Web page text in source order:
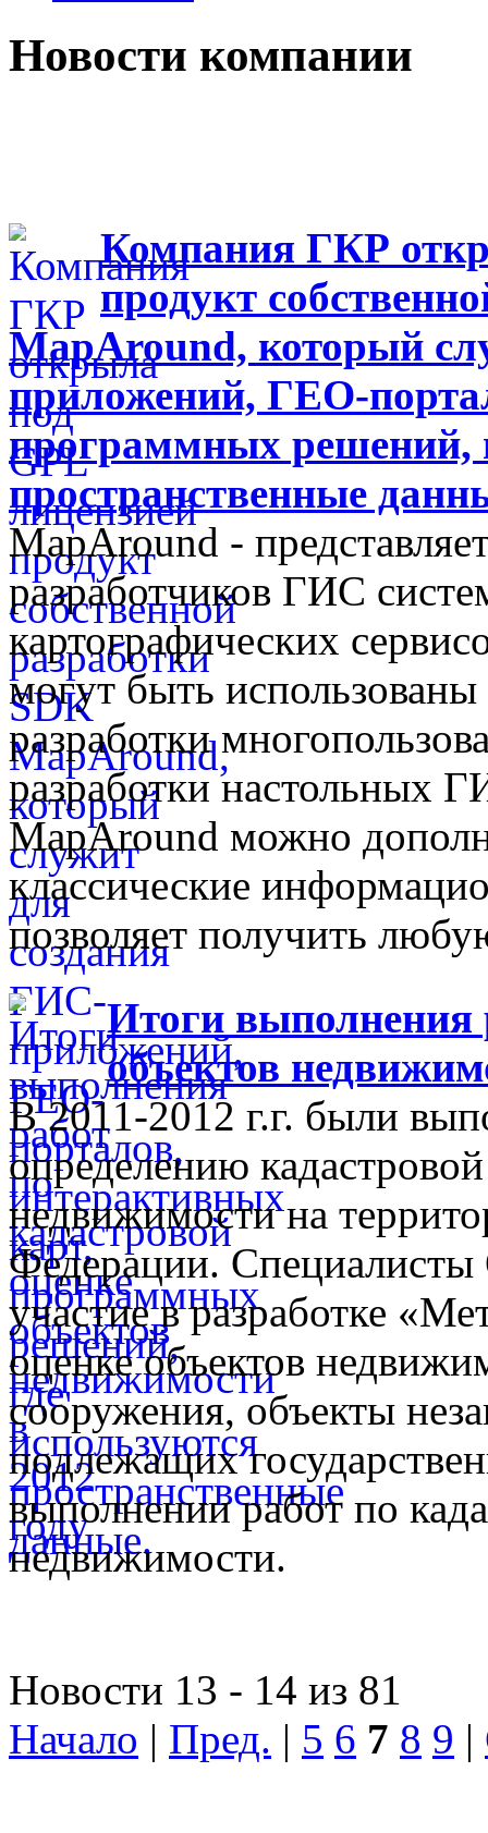
Новости компании
Компания ГКР
продукт
MapAround, который
приложений, ГЕО-
программных решений,
пространственные
MapAround -
разработчиков ГИС
картографических
могут быть
разработки
разработки
MapAround можно
классические
позволяет получить
Итоги выполнения
объектов
В 2011-2012 г.г. были
определению
недвижимости на
Федерации.
участие в разработке
оценке объектов
сооружения, объекты
подлежащих
выполнении работ по
недвижимости.
Новости 13 - 14 из 81
Начало | Пред. | 5 6 7 8 9 |